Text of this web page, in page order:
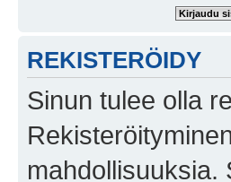
REKISTERÖIDY
Sinun tulee olla
mahdollisuuksia.